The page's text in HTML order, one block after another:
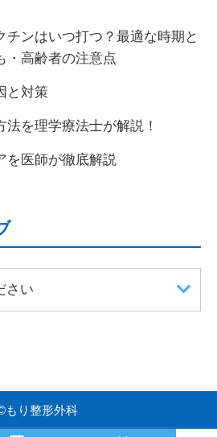
チンはいつ打つ？最適な時期と
・高齢者の注意点
と対策
を理学療法士が解説！
を医師が徹底解説
さい
もり整形外科